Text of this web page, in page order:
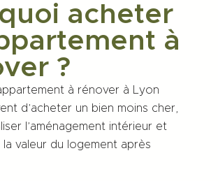
acheter
à
?
à rénover à Lyon
d’acheter un bien moins cher,
l’aménagement intérieur et
la valeur du logement après